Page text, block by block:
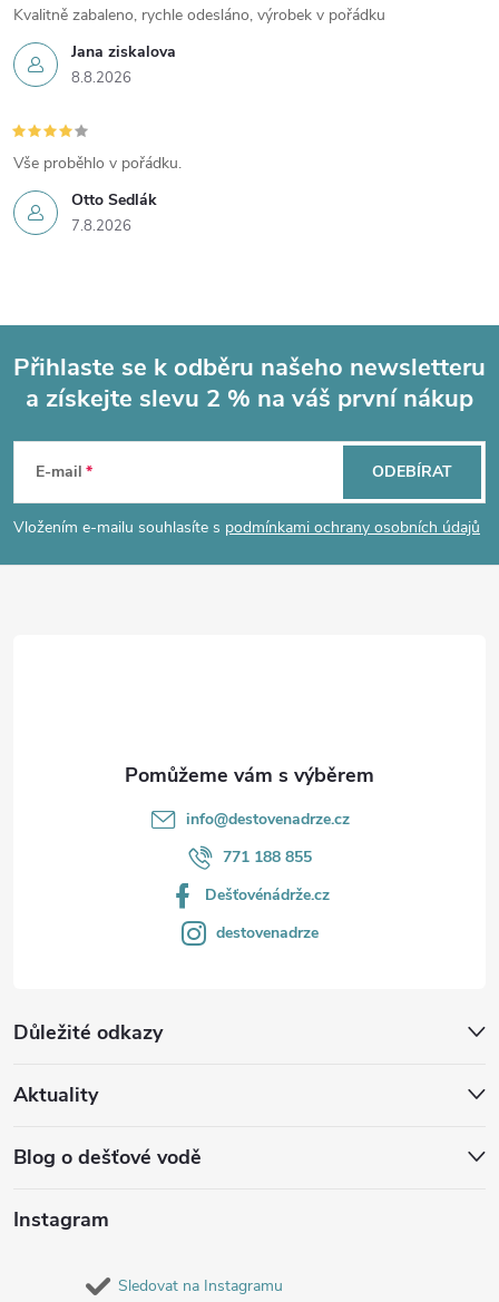
Jana ziskalova
8.8.2026
Kvalitně zabaleno, rychle odesláno, výrobek v pořádku
Otto Sedlák
7.8.2026
Vše proběhlo v pořádku.
p
Přihlaste se k odběru našeho newsletteru
a získejte slevu 2 % na váš první nákup
E-mail
Vložením e-mailu souhlasíte s podmínkami ochrany osobních údajů
ODEBÍRAT
Důležité odkazy
Aktuality
Blog o dešťové vodě
info@destovenadrze.cz
771 188 855
Dešťovénádrže.cz
destovenadrze
Instagram
Sledovat na Instagramu